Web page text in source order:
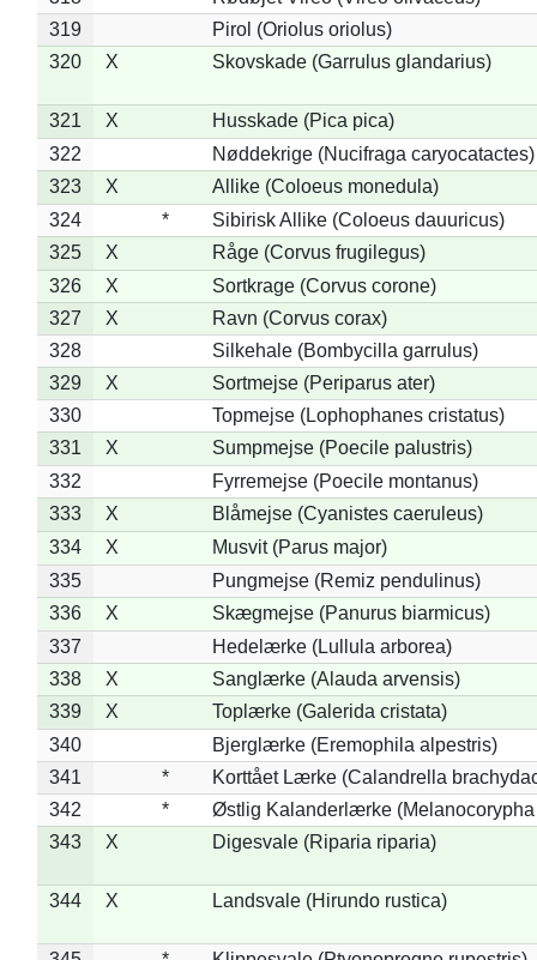
319
Pirol (Oriolus oriolus)
320
X Skovskade (Garrulus glandarius)
321 X
Husskade (Pica pica)
322
Nøddekrige (Nucifraga caryocatactes)
323
X
Allike (Coloeus monedula)
324
*
Sibirisk Allike (Coloeus dauuricus)
325
X
Råge (Corvus frugilegus)
326
X
Sortkrage (Corvus corone)
327
X
Ravn (Corvus corax)
328
Silkehale (Bombycilla garrulus)
329
X
Sortmejse (Periparus ater)
330
Topmejse (Lophophanes cristatus)
331
X
Sumpmejse (Poecile palustris)
332
Fyrremejse (Poecile montanus)
333
X
Blåmejse (Cyanistes caeruleus)
334
X
Musvit (Parus major)
335
Pungmejse (Remiz pendulinus)
336
X
Skægmejse (Panurus biarmicus)
337
Hedelærke (Lullula arborea)
338
X
Sanglærke (Alauda arvensis)
339
X
Toplærke (Galerida cristata)
340
Bjerglærke (Eremophila alpestris)
341
*
Korttået Lærke (Calandrella
342
*
Østlig Kalanderlærke (Melanocorypha
343
X Digesvale (Riparia riparia)
344 X Landsvale (Hirundo rustica)